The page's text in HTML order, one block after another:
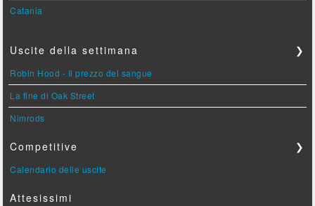
Catania
Uscite della settimana ❯
Robin Hood - Il prezzo del sangue
La fine di Oak Street
Nimrods
Competitive ❯
Calendario delle uscite
Attesissimi